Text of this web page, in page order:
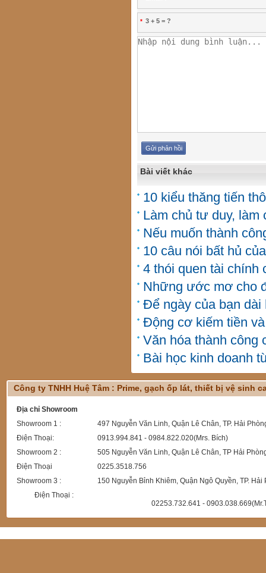
* 3 + 5 = ?
Bài viết khác
10 kiểu thăng tiến
Làm chủ tư duy, làm
Nếu muốn thành
10 câu nói bất hủ
4 thói quen tài chính
Những ước mơ cho
Để ngày của bạn dài
Động cơ kiếm tiền
Văn hóa thành công
Bài học kinh doanh
Công ty TNHH Huệ Tâm : Prime, gạch ốp lát, thiết bị vệ
Địa chỉ Showroom
Showroom 1 :
497 Nguyễn Văn Linh, Quận Lê Chân, TP. Hải
Điện Thoại:
0913.994.841 - 0984.822.020(Mrs. Bích)
Showroom 2 :
505 Nguyễn Văn Linh, Quận Lê Chân, TP Hải
Điện Thoại
0225.3518.756
Showroom 3 :
150 Nguyễn Bỉnh Khiêm, Quận Ngô Quyền, TP. Hải
Điện Thoại :
02253.732.641 -